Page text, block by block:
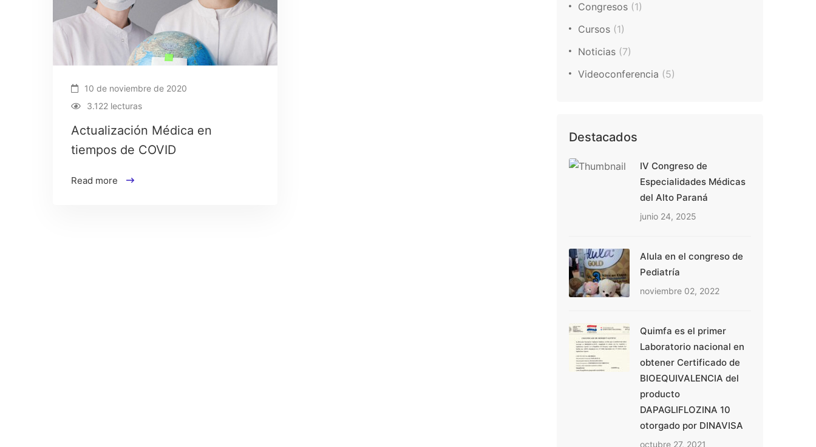
10 de noviembre de 2020
3.122 lecturas
Actualización Médica en
tiempos de COVID
Read more
Congresos (1)
Cursos (1)
Noticias (7)
Videoconferencia (5)
Destacados
IV Congreso de
Especialidades Médicas
del Alto Paraná
junio 24, 2025
Alula en el congreso de
Pediatría
noviembre 02, 2022
Quimfa es el primer
Laboratorio nacional en
obtener Certificado de
BIOEQUIVALENCIA del
producto
DAPAGLIFLOZINA 10
otorgado por DINAVISA
octubre 27, 2021